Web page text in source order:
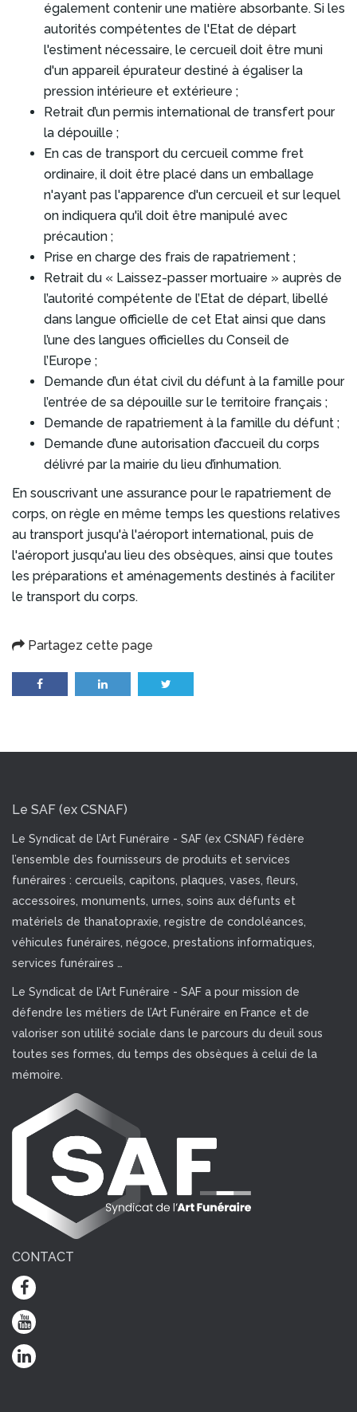
également contenir une matière absorbante. Si les
autorités compétentes de l'Etat de départ
l'estiment nécessaire, le cercueil doit être muni
d'un appareil épurateur destiné à égaliser la
pression intérieure et extérieure ;
Retrait d’un permis international de transfert pour
la dépouille ;
En cas de transport du cercueil comme fret
ordinaire, il doit être placé dans un emballage
n'ayant pas l'apparence d'un cercueil et sur lequel
on indiquera qu'il doit être manipulé avec
précaution ;
Prise en charge des frais de rapatriement ;
Retrait du « Laissez-passer mortuaire » auprès de
l’autorité compétente de l’Etat de départ, libellé
dans langue officielle de cet Etat ainsi que dans
l’une des langues officielles du Conseil de
l’Europe ;
Demande d’un état civil du défunt à la famille pour
l’entrée de sa dépouille sur le territoire français ;
Demande de rapatriement à la famille du défunt ;
Demande d’une autorisation d’accueil du corps
délivré par la mairie du lieu d’inhumation.
En souscrivant une assurance pour le rapatriement de
corps, on règle en même temps les questions relatives
au transport jusqu'à l'aéroport international, puis de
l'aéroport jusqu'au lieu des obsèques, ainsi que toutes
les préparations et aménagements destinés à faciliter
le transport du corps.
Partagez cette page
Le SAF (ex CSNAF)
Le Syndicat de l’Art Funéraire - SAF (ex CSNAF) fédère
l’ensemble des fournisseurs de produits et services
funéraires : cercueils, capitons, plaques, vases, fleurs,
accessoires, monuments, urnes, soins aux défunts et
matériels de thanatopraxie, registre de condoléances,
véhicules funéraires, négoce, prestations informatiques,
services funéraires …
Le Syndicat de l’Art Funéraire - SAF a pour mission de
défendre les métiers de l’Art Funéraire en France et de
valoriser son utilité sociale dans le parcours du deuil sous
toutes ses formes, du temps des obsèques à celui de la
mémoire.
CONTACT